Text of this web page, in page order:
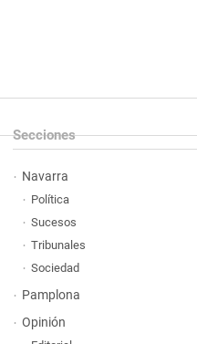
Secciones
Navarra
Política
Sucesos
Tribunales
Sociedad
Pamplona
Opinión